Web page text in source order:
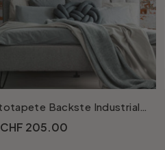
Fototapete Backste IndustrialWall weiss orange - Vliestapete Designwalls 2 - 2.55x3.5 m
CHF 205.00